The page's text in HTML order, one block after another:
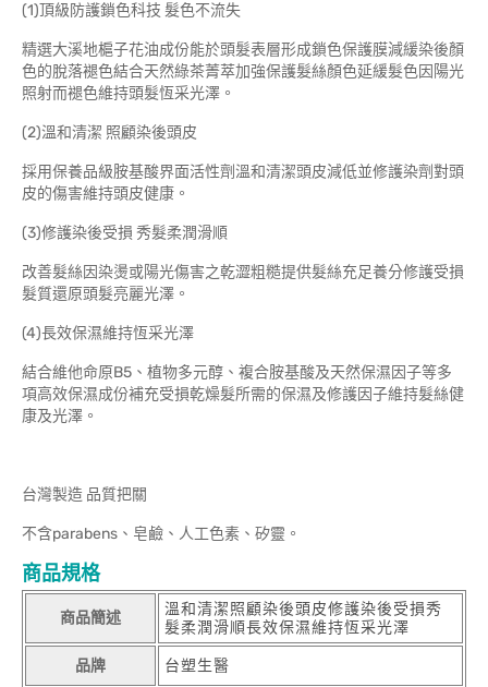
(1)頂級防護鎖色科技 髮色不流失
精選大溪地槴子花油成份能於頭髮表層形成鎖色保護膜減緩染後顏
色的脫落褪色結合天然綠茶菁萃加強保護髮絲顏色延緩髮色因陽光
照射而褪色維持頭髮恆采光澤。
(2)溫和清潔 照顧染後頭皮
採用保養品級胺基酸界面活性劑溫和清潔頭皮減低並修護染劑對頭
皮的傷害維持頭皮健康。
(3)修護染後受損 秀髮柔潤滑順
改善髮絲因染燙或陽光傷害之乾澀粗糙提供髮絲充足養分修護受損
髮質還原頭髮亮麗光澤。
(4)長效保濕維持恆采光澤
結合維他命原B5、植物多元醇、複合胺基酸及天然保濕因子等多
項高效保濕成份補充受損乾燥髮所需的保濕及修護因子維持髮絲健
康及光澤。
台灣製造 品質把關
不含parabens、皂鹼、人工色素、矽靈。
商品規格
商品簡述
溫和清潔照顧染後頭皮修護染後受損秀
髮柔潤滑順長效保濕維持恆采光澤
品牌 台塑生醫